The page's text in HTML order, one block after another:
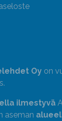
Oy on
ilmestyvä
aseman